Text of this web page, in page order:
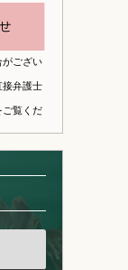
ござい
接弁護士
ご覧くだ